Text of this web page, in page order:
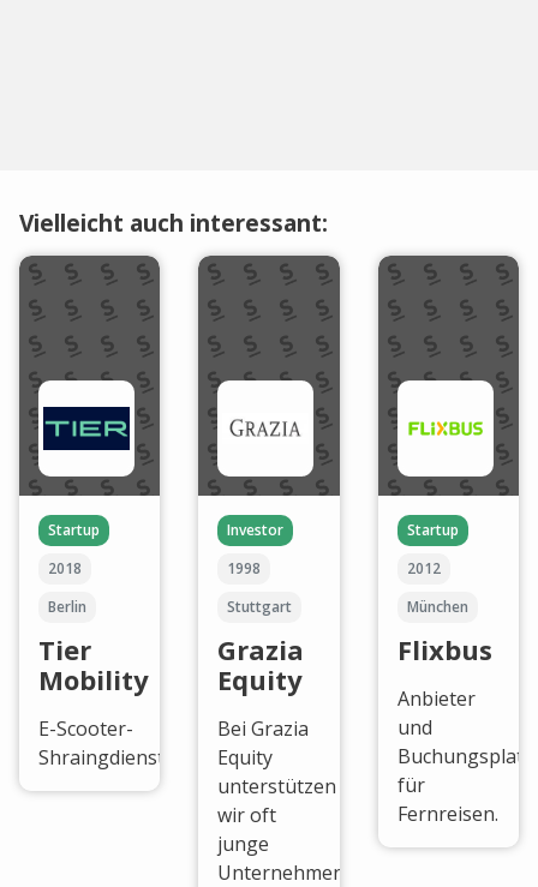
Vielleicht auch interessant:
Startup
2018
Berlin
Tier
Mobility
E-Scooter-
Shraingdienst
Investor
1998
Stuttgart
Grazia
Equity
Bei Grazia
Equity
unterstützen
wir oft
junge
Unternehmen
Startup
2012
München
Flixbus
Anbieter
und
für
Fernreisen.